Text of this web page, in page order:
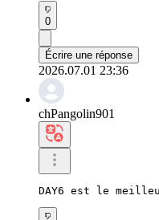
0
Écrire une réponse
2026.07.01 23:36
chPangolin901
DAY6 est le